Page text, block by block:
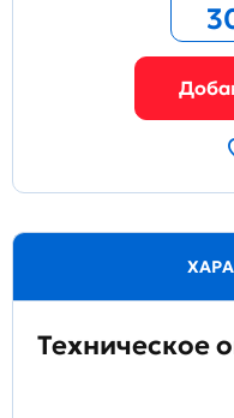
Техническое